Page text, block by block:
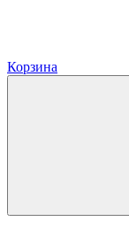
Корзина